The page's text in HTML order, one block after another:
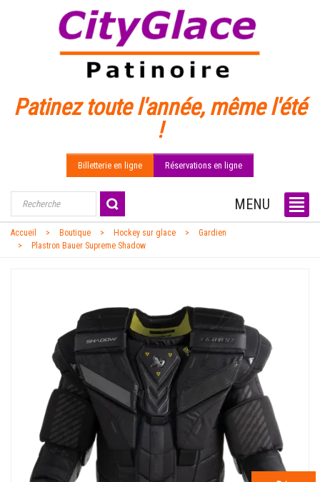
Patinez toute l'année, même l'été
!
Billetterie en ligne Réservations en ligne
MENU
Accueil Boutique Hockey sur glace
Gardien
Plastron Bauer Supreme Shadow